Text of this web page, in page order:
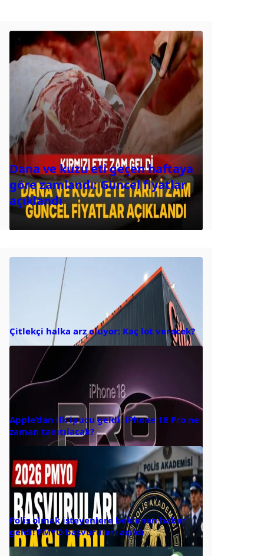
Dana ve kuzu eti geçen haftaya
göre zamlandı: Güncel fiyatlar
açıklandı
Çitlekçi halka arz oluyor: Kaç lot verecek?
Apple’dan ilk ipucu geldi: iPhone 18 Pro ne
zaman tanıtılacak?
Polis olmak isteyenlere beklenen haber
geldi! PMYO başvuruları açıldı